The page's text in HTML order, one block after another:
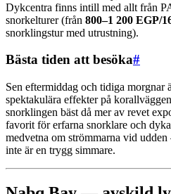
Dykcentra finns intill med allt från
snorkelturer (från 800–1 200 EGP/
snorklingstur med utrustning).
Bästa tiden att besöka#
Sen eftermiddag och tidiga
spektakulära effekter på
snorklingen bäst då mer av revet
favorit för erfarna snorklare och
medvetna om strömmarna vid
inte är en trygg simmare.